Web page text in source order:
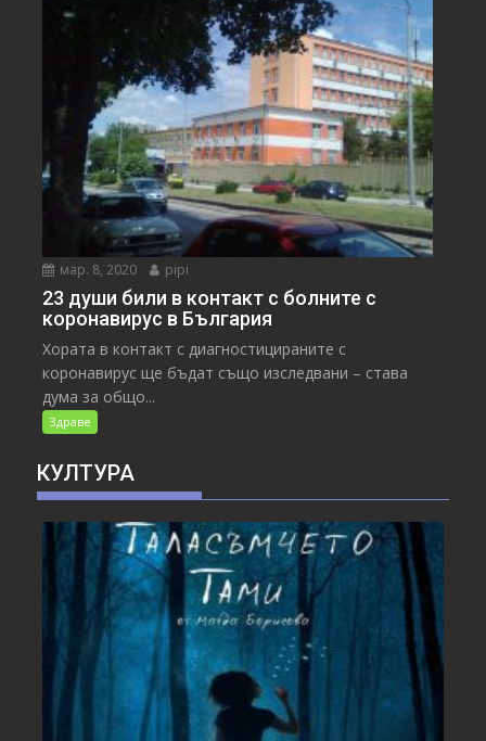
мар. 8, 2020 pipi
23 души били в контакт с болните с
коронавирус в България
Хората в контакт с диагностицираните с
коронавирус ще бъдат също изследвани – става
дума за общо...
Здраве
КУЛТУРА